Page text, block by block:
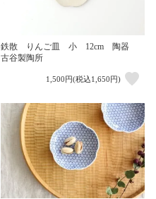
鉄散 りんご皿 小 12cm 陶器
古谷製陶所
1,500円(税込1,650円)